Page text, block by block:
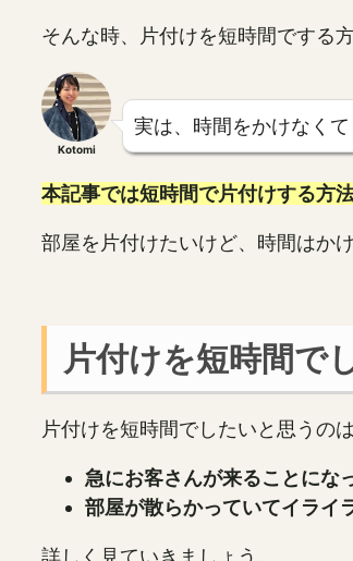
そんな時、片付けを短時間でする
Kotomi
実は、時間をかけなく
本記事では短時間で片付けする方
部屋を片付けたいけど、時間はか
片付けを短時間で
片付けを短時間でしたいと思うの
急にお客さんが来ることにな
部屋が散らかっていてイライ
詳しく見ていきましょう。